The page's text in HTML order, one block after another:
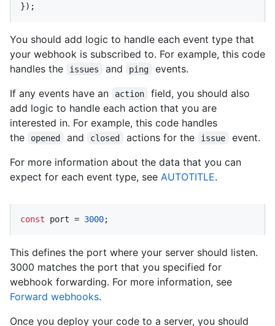
});
You should add logic to handle each event type that
your webhook is subscribed to. For example, this code
handles the
issues and ping
events.
If any events have an
action
field, you should also
add logic to handle each action that you are
interested in. For example, this code handles
the
opened and closed actions for the issue
event.
For more information about the data that you can
expect for each event type, see AUTOTITLE.
const port = 3000;
This defines the port where your server should listen.
3000 matches the port that you specified for
webhook forwarding. For more information, see
Forward webhooks.
Once you deploy your code to a server, you should